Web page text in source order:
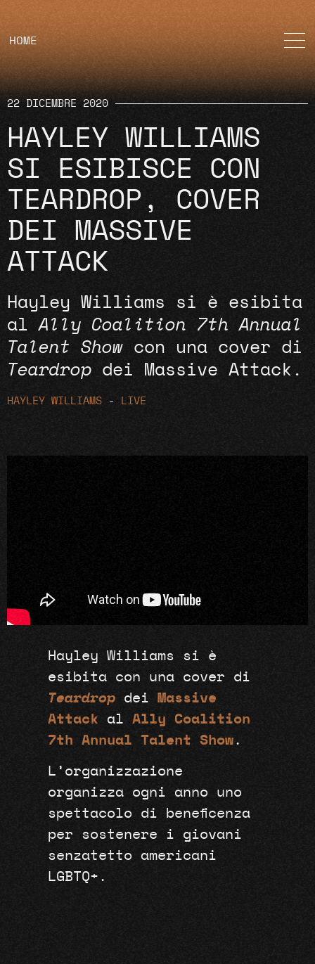
HOME
22 DICEMBRE 2020
HAYLEY WILLIAMS
SI ESIBISCE CON
TEARDROP, COVER
DEI MASSIVE
ATTACK
Hayley Williams si è esibita
alAlly Coalition 7th Annual
Talent Show con una cover di
Teardrop dei Massive Attack.
HAYLEY WILLIAMS - LIVE
Hayley Williams si è
esibita con una cover di
Teardrop dei Massive
Attack alAlly Coalition
7th Annual Talent Show .
L’organizzazione
organizza ogni anno uno
spettacolo di beneficenza
per sostenere i giovani
senzatetto americani
LGBTQ+.